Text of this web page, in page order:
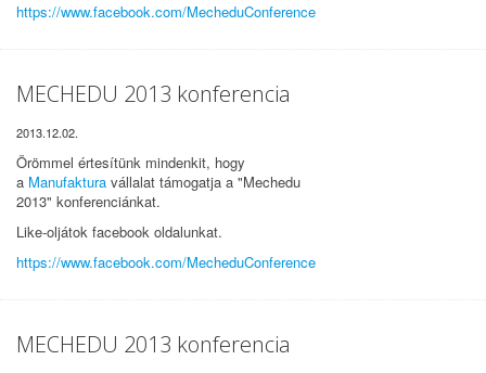
https://www.facebook.com/MecheduConference
MECHEDU 2013 konferencia
2013.12.02.
Örömmel értesítünk mindenkit, hogy
a Manufaktura vállalat támogatja a "Mechedu
2013" konferenciánkat.
Like-oljátok facebook oldalunkat.
https://www.facebook.com/MecheduConference
MECHEDU 2013 konferencia